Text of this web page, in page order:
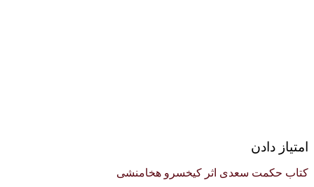
امتیاز دادن
کتاب حکمت سعدی اثر کیخسرو هخامنشی